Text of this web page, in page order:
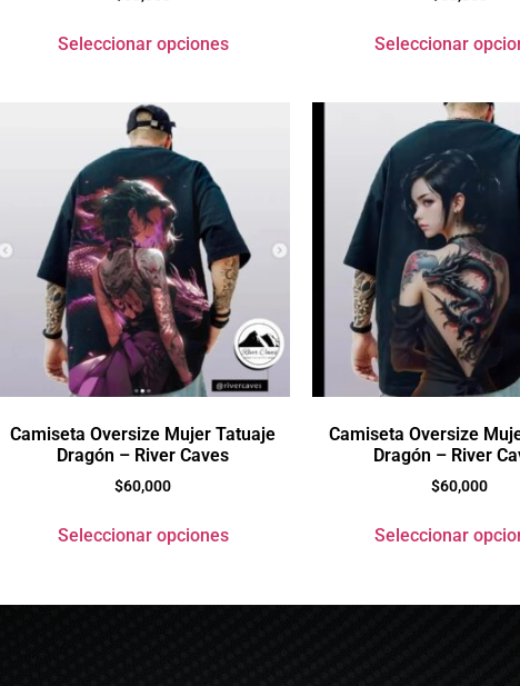
Seleccionar opciones Seleccionar
Camiseta Oversize Mujer Tatuaje
Dragón – River Caves
$60,000
Seleccionar opciones
Camiseta Oversize
Dragón – River
$60,000
Seleccionar